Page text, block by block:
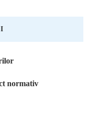
normativ